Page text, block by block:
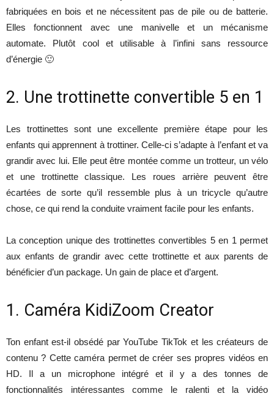
fabriquées en bois et ne nécessitent pas de pile ou de batterie.
Elles fonctionnent avec une manivelle et un mécanisme
automate. Plutôt cool et utilisable à l’infini sans ressource
d’énergie 🙂
2. Une trottinette convertible 5 en 1
Les trottinettes sont une excellente première étape pour les
enfants qui apprennent à trottiner. Celle-ci s’adapte à l’enfant et va
grandir avec lui. Elle peut être montée comme un trotteur, un vélo
et une trottinette classique. Les roues arrière peuvent être
écartées de sorte qu’il ressemble plus à un tricycle qu’autre
chose, ce qui rend la conduite vraiment facile pour les enfants.
La conception unique des trottinettes convertibles 5 en 1 permet
aux enfants de grandir avec cette trottinette et aux parents de
bénéficier d’un package. Un gain de place et d’argent.
1. Caméra KidiZoom Creator
Ton enfant est-il obsédé par YouTube TikTok et les créateurs de
contenu ? Cette caméra permet de créer ses propres vidéos en
HD. Il a un microphone intégré et il y a des tonnes de
fonctionnalités intéressantes comme le ralenti et la vidéo